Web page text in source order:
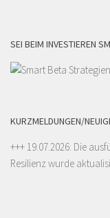
SEI BEIM INVESTIEREN
KURZMELDUNGEN/
+++ 19.07.2026: Die
Resilienz wurde